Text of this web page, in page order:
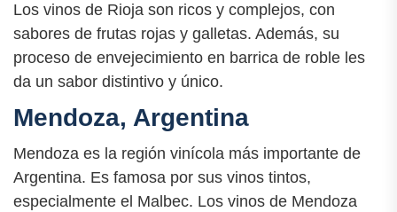
Los vinos de Rioja son ricos y complejos, con
sabores de frutas rojas y galletas. Además, su
proceso de envejecimiento en barrica de roble les
da un sabor distintivo y único.
Mendoza, Argentina
Mendoza es la región vinícola más importante de
Argentina. Es famosa por sus vinos tintos,
especialmente el Malbec. Los vinos de Mendoza